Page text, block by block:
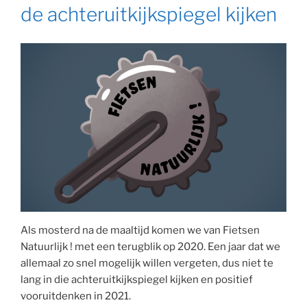
de achteruitkijkspiegel kijken
Als mosterd na de maaltijd komen we van Fietsen
Natuurlijk ! met een terugblik op 2020. Een jaar dat we
allemaal zo snel mogelijk willen vergeten, dus niet te
lang in die achteruitkijkspiegel kijken en positief
vooruitdenken in 2021.